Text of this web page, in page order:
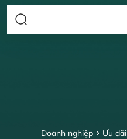
Doanh nghiệp Ưu đãi